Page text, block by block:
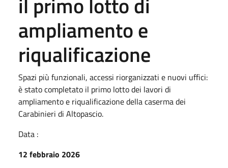
ampliamento e
riqualificazione
Spazi più funzionali, accessi riorganizzati e nuovi uffici:
è stato completato il primo lotto dei lavori di
ampliamento e riqualificazione della caserma dei
Carabinieri di Altopascio.
Data :
12 febbraio 2026